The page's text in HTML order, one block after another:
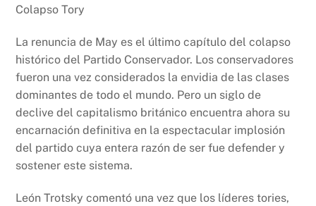
Colapso Tory
La renuncia de May es el último capítulo del colapso
histórico del Partido Conservador. Los conservadores
fueron una vez considerados la envidia de las clases
dominantes de todo el mundo. Pero un siglo de
declive del capitalismo británico encuentra ahora su
encarnación definitiva en la espectacular implosión
del partido cuya entera razón de ser fue defender y
sostener este sistema.
León Trotsky comentó una vez que los líderes tories,